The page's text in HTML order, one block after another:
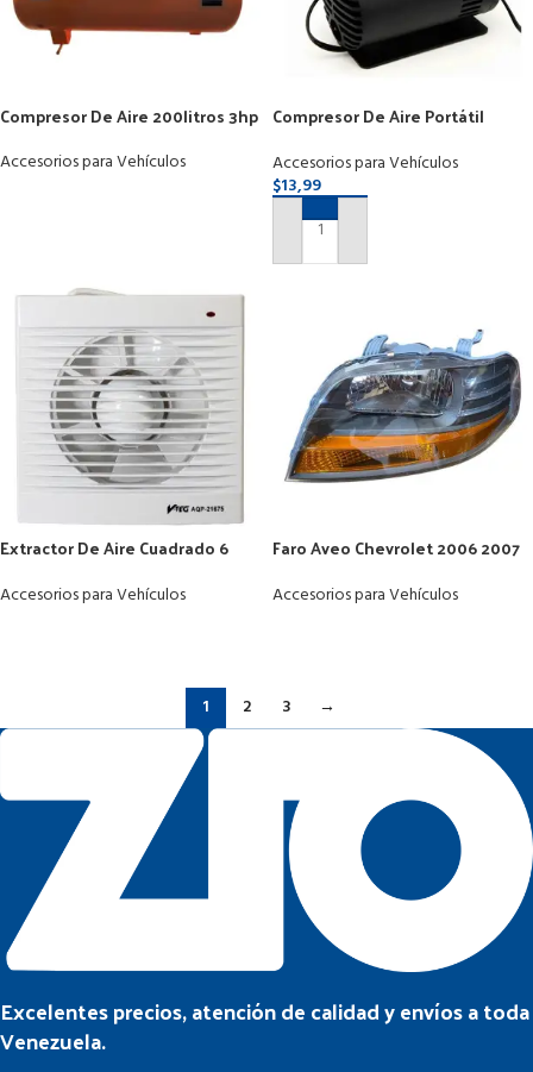
Compresor De Aire 200litros 3hp
Accesorios para Vehículos
Compresor De Aire Portátil
Accesorios para Vehículos
$13,99
AÑADIR AL CARRITO
Extractor De Aire Cuadrado 6
Accesorios para Vehículos
Faro Aveo Chevrolet 2006 2007
Accesorios para Vehículos
1 2 3 →
Excelentes precios, atención de calidad y envíos a toda
Venezuela.